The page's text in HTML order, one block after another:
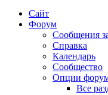
Сайт
Форум
Сообщения
Справка
Календарь
Сообщество
Опции
Все